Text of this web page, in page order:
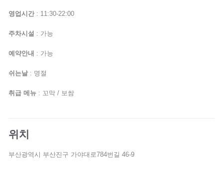
영업시간 : 11:30-22:00
주차시설 : 가능
예약안내 : 가능
쉬는날 : 명절
취급 메뉴 : 꼬막 / 보쌈
위치
부산광역시 부산진구 가야대로784번길 46-9